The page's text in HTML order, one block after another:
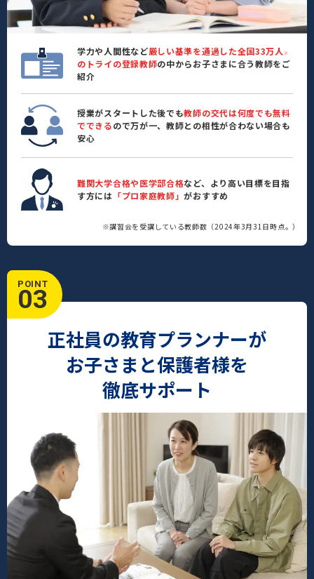
学力や人間性など厳しい基準を通過した全国33万人 ※
のトライの登録教師の中からお子さまに合う教師をご
紹介
授業がスタートした後でも教師の交代は何度でも無料
でできるので万が一、教師との相性が合わない場合も
安心
難関大学合格や医学部合格など、より高い目標を目指
す方には 「プロ家庭教師」がおすすめ
※講習会を受講している教師数（2024年3月31日時点。）
POINT
03
正社員の教育プランナーが
お子さまと保護者様を
徹底サポート